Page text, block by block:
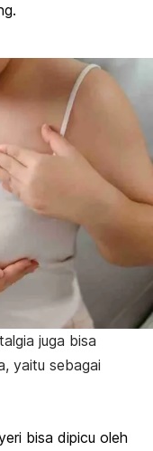
juga bisa
yaitu sebagai
bisa dipicu oleh